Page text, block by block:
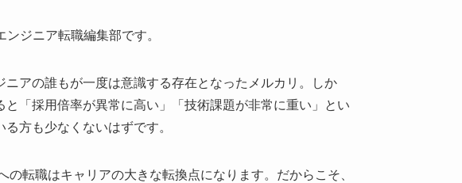
ジニア転職編集部です。
アの誰もが一度は意識する存在となったメルカリ。しか
「採用倍率が異常に高い」「技術課題が非常に重い」とい
方も少なくないはずです。
転職はキャリアの大きな転換点になります。だからこそ、